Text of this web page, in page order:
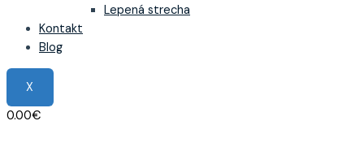
Lepená strecha
Kontakt
Blog
X
0.00€